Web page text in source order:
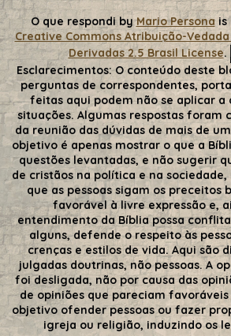
O que respondibyMario Personais
Creative Commons Atribuição-
Derivadas 2.5 Brasil License.
Esclarecimentos:O conteúdo deste
perguntas de correspondentes,
feitas aqui podem não se aplicar a
situações. Algumas respostas foram
da reunião das dúvidas de mais de
objetivo é apenas mostrar o que a
questões levantadas, e não sugerir
de cristãos na política e na
que as pessoas sigam os preceitos
favorável à livre expressão e,
entendimento da Bíblia possa
alguns, defende o respeito às
crenças e estilos de vida. Aqui são
julgadas doutrinas, não pessoas. A
foi desligada, não por causa das
de opiniões que pareciam
objetivo ofender pessoas ou fazer
igreja ou religião, induzindo os